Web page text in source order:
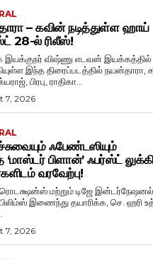
– கவின் நடித்துள்ள ஹாய்
28-ல் ரிலீஸ்!
இயக்குநர் விஷ்ணு எடவன் இயக்கத்தில்
இந்த திரைப்படத்தில் நயன்தாரா,
பிரபு, ராதிகா...
7, 2026
ஃபேண்டஸியும்
பிளான்’ ஃபர்ஸ்ட்
வரவேற்பு!
மற்றும் டிஜே இன்டர்நேஷனல்
இணைந்து தயாரிக்க, செ. ஹரி
7, 2026